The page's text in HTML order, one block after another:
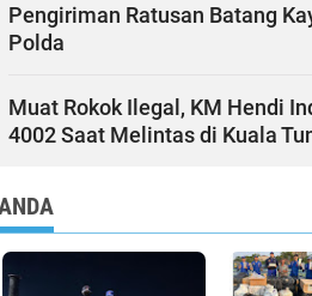
Pengiriman Ratusan Batang
Polda
Muat Rokok Ilegal, KM Hendi
4002 Saat Melintas di Kuala